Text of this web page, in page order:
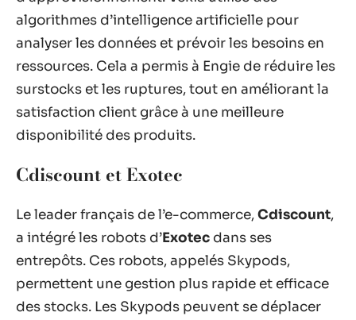
algorithmes d’intelligence artificielle pour
analyser les données et prévoir les besoins en
ressources. Cela a permis à Engie de réduire les
surstocks et les ruptures, tout en améliorant la
satisfaction client grâce à une meilleure
disponibilité des produits.
Cdiscount et Exotec
Le leader français de l’e-commerce,Cdiscount,
a intégré les robots d’Exotec dans ses
entrepôts. Ces robots, appelés Skypods,
permettent une gestion plus rapide et efficace
des stocks. Les Skypods peuvent se déplacer